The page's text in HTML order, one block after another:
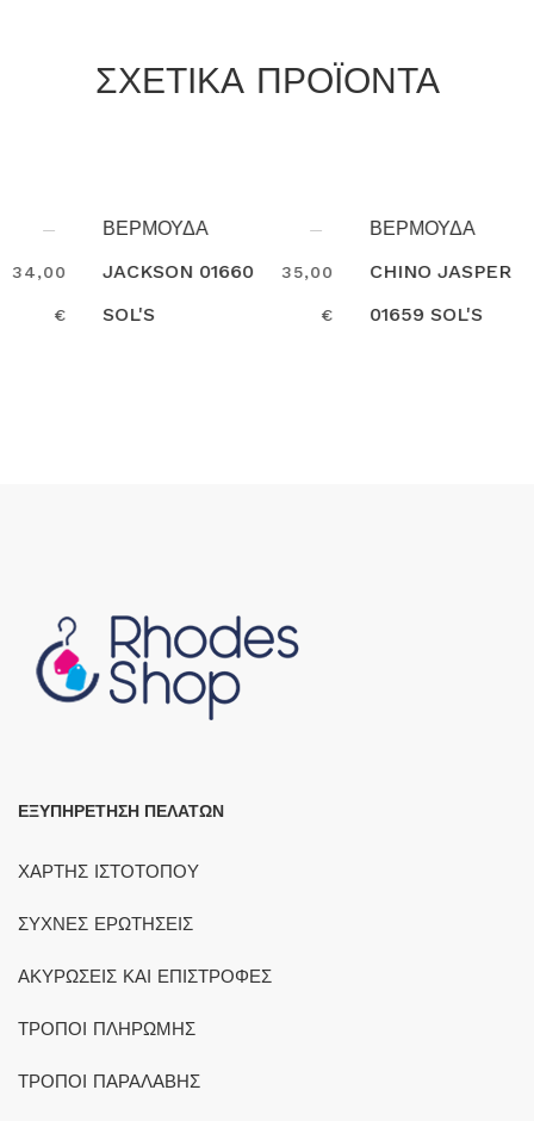
ΣΧΕΤΙΚΑ ΠΡΟΪΟΝΤΑ
ΒΕΡΜΟΥΔΑ
JACKSON 01660
SOL'S
35,00
ΒΕΡΜΟΥΔΑ
CHINO JASPER
01659 SOL'S
35,00
ΕΞΥΠΗΡΕΤΗΣΗ ΠΕΛΑΤΩΝ
ΧΑΡΤΗΣ ΙΣΤΟΤΟΠΟΥ
ΣΥΧΝΕΣ ΕΡΩΤΗΣΕΙΣ
ΑΚΥΡΩΣΕΙΣ ΚΑΙ ΕΠΙΣΤΡΟΦΕΣ
ΤΡΟΠΟΙ ΠΛΗΡΩΜΗΣ
ΤΡΟΠΟΙ ΠΑΡΑΛΑΒΗΣ